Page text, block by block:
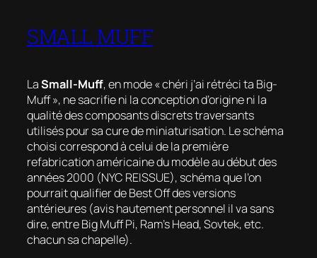
SMALL MUFF
LaSmall-Muff, en mode « chéri j’ai rétréci ta Big-
Muff », ne sacrifie ni la conception d’origine ni la
qualité des composants discrets traversants
utilisés pour sa cure de miniaturisation. Le schéma
choisi correspond à celui de la première
refabrication américaine du modèle au début des
années 2000 (NYC REISSUE), schéma que l’on
pourrait qualifier de Best Off des versions
antérieures (avis hautement personnel il va sans
dire, entre Big Muff Pi, Ram’s Head, Sovtek, etc.
chacun sa chapelle).